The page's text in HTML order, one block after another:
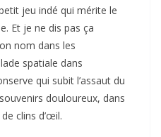
jeu indé qui mérite le
Et je ne dis pas ça
nom dans les
spatiale dans
qui subit l’assaut du
douloureux, dans
clins d’œil.